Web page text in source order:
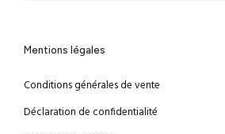
Mentions légales
Conditions générales de vente
Déclaration de confidentialité